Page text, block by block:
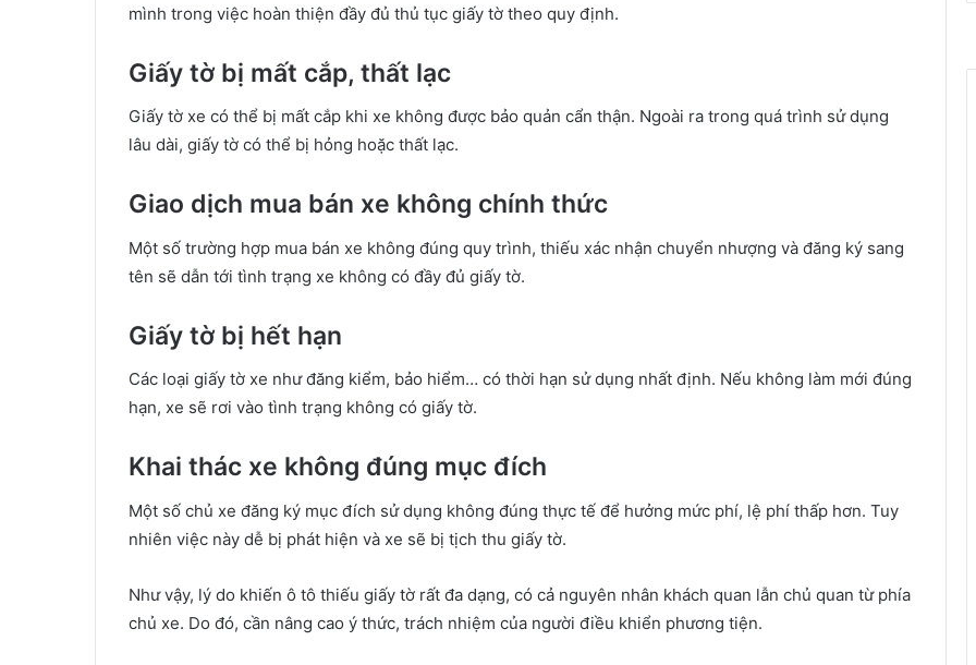
mình trong việc hoàn thiện đầy đủ thủ tục giấy tờ theo quy định.
Giấy tờ bị mất cắp, thất lạc
Giấy tờ xe có thể bị mất cắp khi xe không được bảo quản cẩn thận. Ngoài ra trong quá trình sử dụng
lâu dài, giấy tờ có thể bị hỏng hoặc thất lạc.
Giao dịch mua bán xe không chính thức
Một số trường hợp mua bán xe không đúng quy trình, thiếu xác nhận chuyển nhượng và đăng ký sang
tên sẽ dẫn tới tình trạng xe không có đầy đủ giấy tờ.
Giấy tờ bị hết hạn
Các loại giấy tờ xe như đăng kiểm, bảo hiểm… có thời hạn sử dụng nhất định. Nếu không làm mới đúng
hạn, xe sẽ rơi vào tình trạng không có giấy tờ.
Khai thác xe không đúng mục đích
Một số chủ xe đăng ký mục đích sử dụng không đúng thực tế để hưởng mức phí, lệ phí thấp hơn. Tuy
nhiên việc này dễ bị phát hiện và xe sẽ bị tịch thu giấy tờ.
Như vậy, lý do khiến ô tô thiếu giấy tờ rất đa dạng, có cả nguyên nhân khách quan lẫn chủ quan từ phía
chủ xe. Do đó, cần nâng cao ý thức, trách nhiệm của người điều khiển phương tiện.